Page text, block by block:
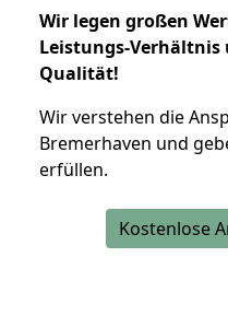
Wir legen großen
Leistungs-
Qualität!
Wir verstehen die
Bremerhaven und
erfüllen.
Kostenlose